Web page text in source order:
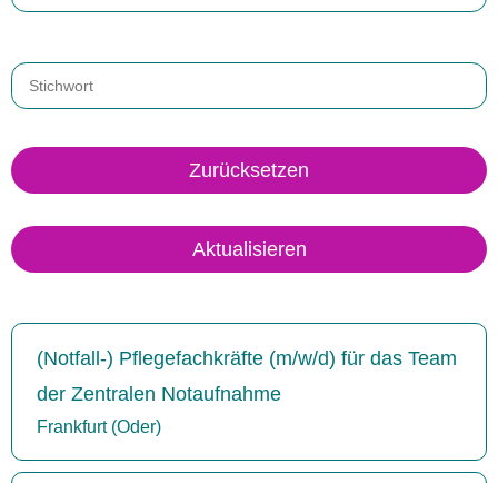
Zurücksetzen
Aktualisieren
(Notfall-) Pflegefachkräfte (m/w/d) für das Team
der Zentralen Notaufnahme
Frankfurt (Oder)